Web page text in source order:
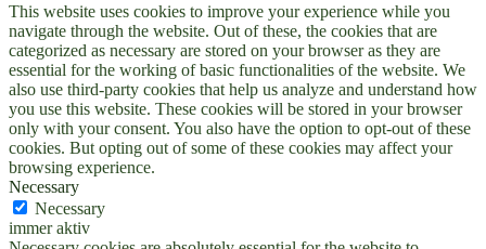
This website uses cookies to improve your experience while you
navigate through the website. Out of these, the cookies that are
categorized as necessary are stored on your browser as they are
essential for the working of basic functionalities of the website. We
also use third-party cookies that help us analyze and understand how
you use this website. These cookies will be stored in your browser
only with your consent. You also have the option to opt-out of these
cookies. But opting out of some of these cookies may affect your
browsing experience.
Necessary
Necessary
immer aktiv